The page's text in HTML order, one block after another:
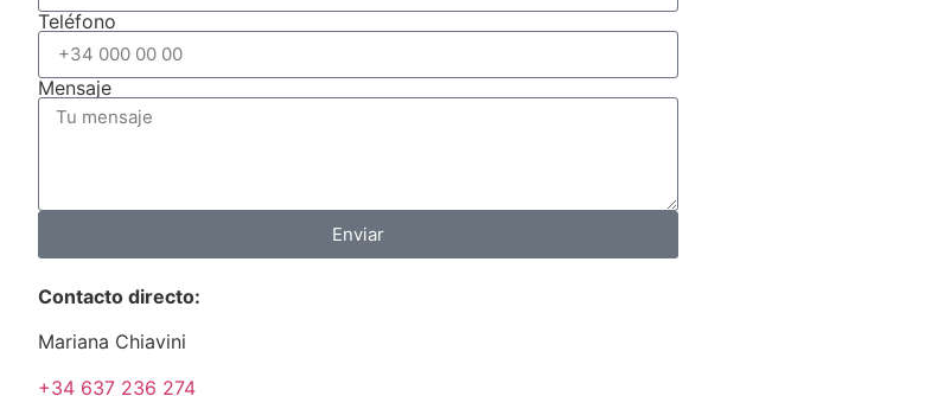
Teléfono
Mensaje
Enviar
Contacto directo:
Mariana Chiavini
+34 637 236 274